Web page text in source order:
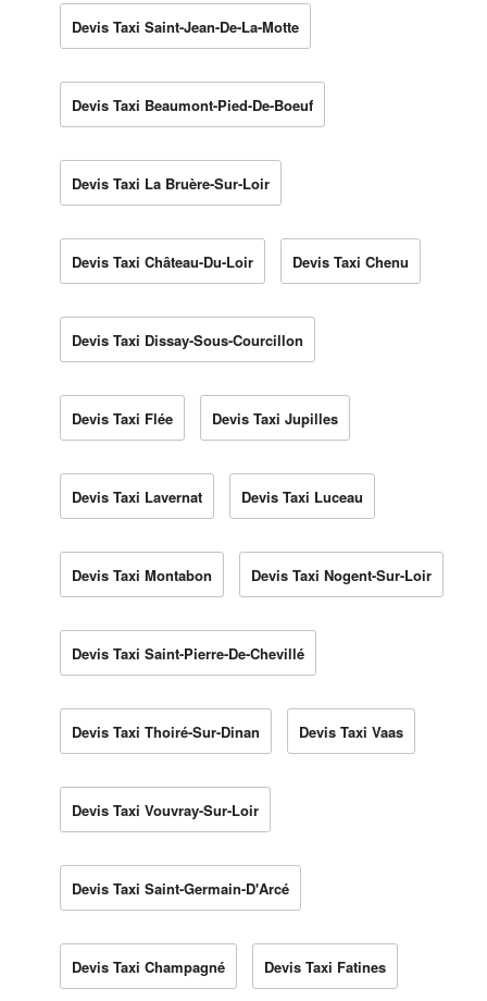
Devis Taxi Saint-Jean-De-La-Motte
Devis Taxi Beaumont-Pied-De-Boeuf
Devis Taxi La Bruère-Sur-Loir
Devis Taxi Château-Du-Loir Devis Taxi Chenu
Devis Taxi Dissay-Sous-Courcillon
Devis Taxi Flée Devis Taxi Jupilles
Devis Taxi Lavernat Devis Taxi Luceau
Devis Taxi Montabon Devis Taxi Nogent-Sur-Loir
Devis Taxi Saint-Pierre-De-Chevillé
Devis Taxi Thoiré-Sur-Dinan Devis Taxi Vaas
Devis Taxi Vouvray-Sur-Loir
Devis Taxi Saint-Germain-D'Arcé
Devis Taxi Champagné Devis Taxi Fatines